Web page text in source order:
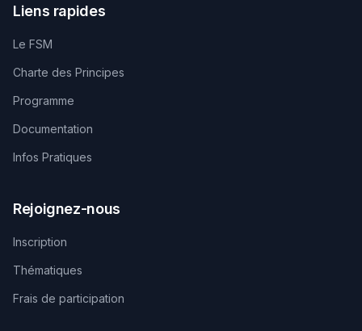
Liens rapides
Le FSM
Charte des Principes
Programme
Documentation
Infos Pratiques
Rejoignez-nous
Inscription
Thématiques
Frais de participation